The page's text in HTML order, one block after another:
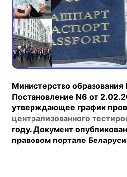
Министерство образования
Постановление N6 от
утверждающее график
централизованного
году. Документ
правовом портале